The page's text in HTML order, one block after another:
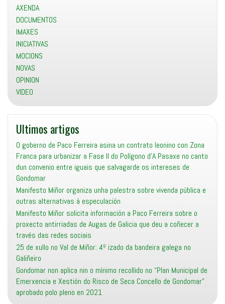
AXENDA
DOCUMENTOS
IMAXES
INICIATIVAS
MOCIONS
NOVAS
OPINION
VIDEO
Ultimos artigos
O goberno de Paco Ferreira asina un contrato leonino con Zona
Franca para urbanizar a Fase II do Polígono d’A Pasaxe no canto
dun convenio entre iguais que salvagarde os intereses de
Gondomar
Manifesto Miñor organiza unha palestra sobre vivenda pública e
outras alternativas á especulación
Manifesto Miñor solicita información a Paco Ferreira sobre o
proxecto antirriadas de Augas de Galicia que deu a coñecer a
través das redes sociais
25 de xullo no Val de Miñor: 4º izado da bandeira galega no
Galiñeiro
Gondomar non aplica nin o mínimo recollido no “Plan Municipal de
Emerxencia e Xestión do Risco de Seca Concello de Gondomar”
aprobado polo pleno en 2021